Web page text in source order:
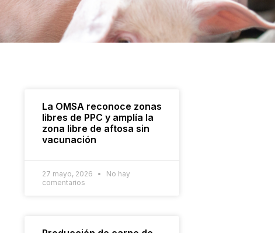
La OMSA reconoce zonas
libres de PPC y amplía la
zona libre de aftosa sin
vacunación
27 mayo, 2026
No hay
comentarios